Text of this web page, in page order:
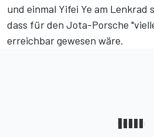
und einmal Yifei Ye am Lenkrad
dass für den Jota-Porsche
erreichbar gewesen wäre.